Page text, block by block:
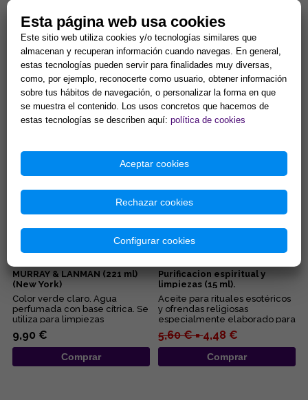
AGUA DE ALMIZCLE VEGETAL
200 ml. (PROSPERIDAD Y
SENSUALIDAD))
Válido para uso tópico. ...
7,98 € =5,59 €
AGUA DE SALVIA 200 ml.
(PURIFICACION Y
PROTECCION)
Válido para uso tópico. ...
7,98 €
MURRAY & LANMAN (221 ml)
(New York)
Color verde claro. Agua
perfumada con base cítrica. Se
utiliza para limpiezas
energéticas....
9,90 €
Comprar
Purificacion espiritual y
limpiezas (15 ml).
Aceite para rituales esotéricos
y ofrendas religiosas
especialmente elaborado para
productos KARMA. Aceite de ...
5,60 € =4,48 €
Comprar
Esta página web usa cookies
Este sitio web utiliza cookies y/o tecnologías similares que
almacenan y recuperan información cuando navegas. En general,
estas tecnologías pueden servir para finalidades muy diversas,
como, por ejemplo, reconocerte como usuario, obtener información
sobre tus hábitos de navegación, o personalizar la forma en que
se muestra el contenido. Los usos concretos que hacemos de
estas tecnologías se describen aquí: política de cookies
Aceptar cookies
Rechazar cookies
Configurar cookies